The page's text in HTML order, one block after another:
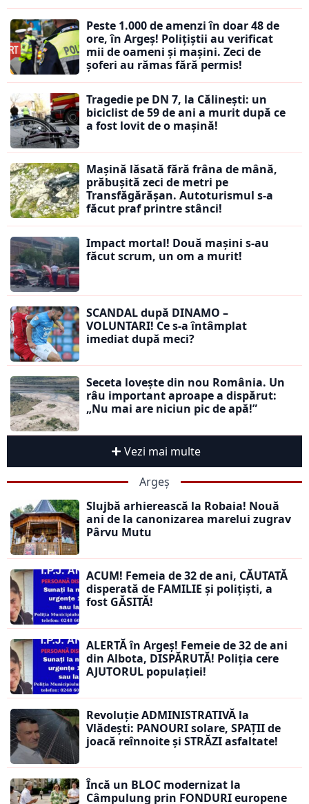
Peste 1.000 de amenzi în doar 48 de
ore, în Argeș! Polițiștii au verificat
mii de oameni și mașini. Zeci de
șoferi au rămas fără permis!
Tragedie pe DN 7, la Călinești: un
biciclist de 59 de ani a murit după ce
a fost lovit de o mașină!
Mașină lăsată fără frâna de mână,
prăbușită zeci de metri pe
Transfăgărășan. Autoturismul s-a
făcut praf printre stânci!
Impact mortal! Două mașini s-au
făcut scrum, un om a murit!
SCANDAL după DINAMO –
VOLUNTARI! Ce s-a întâmplat
imediat după meci?
Seceta lovește din nou România. Un
râu important aproape a dispărut:
„Nu mai are niciun pic de apă!”
Vezi mai multe
Argeș
Slujbă arhierească la Robaia! Nouă
ani de la canonizarea marelui zugrav
Pârvu Mutu
ACUM! Femeia de 32 de ani, CĂUTATĂ
disperată de FAMILIE și polițiști, a
fost GĂSITĂ!
ALERTĂ în Argeș! Femeie de 32 de ani
din Albota, DISPĂRUTĂ! Poliția cere
AJUTORUL populației!
Revoluție ADMINISTRATIVĂ la
Vlădești: PANOURI solare, SPAȚII de
joacă reînnoite și STRĂZI asfaltate!
Încă un BLOC modernizat la
Câmpulung prin FONDURI europene